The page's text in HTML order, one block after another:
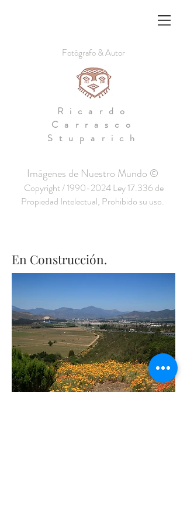
Fotógrafo & Autor
Ricardo
Carrasco
Stuparich
Imágenes de Nuestro Mundo ©
Copyright /1990-2024Ley 17.336 de
Propiedad Intelectual, Prohibido su uso.
En Construcción.